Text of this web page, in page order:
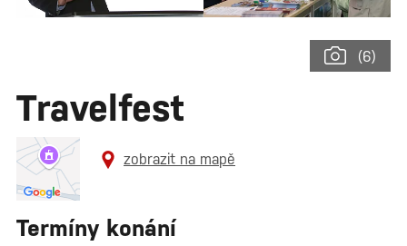
(6)
Travelfest
zobrazit na mapě
Termíny konání